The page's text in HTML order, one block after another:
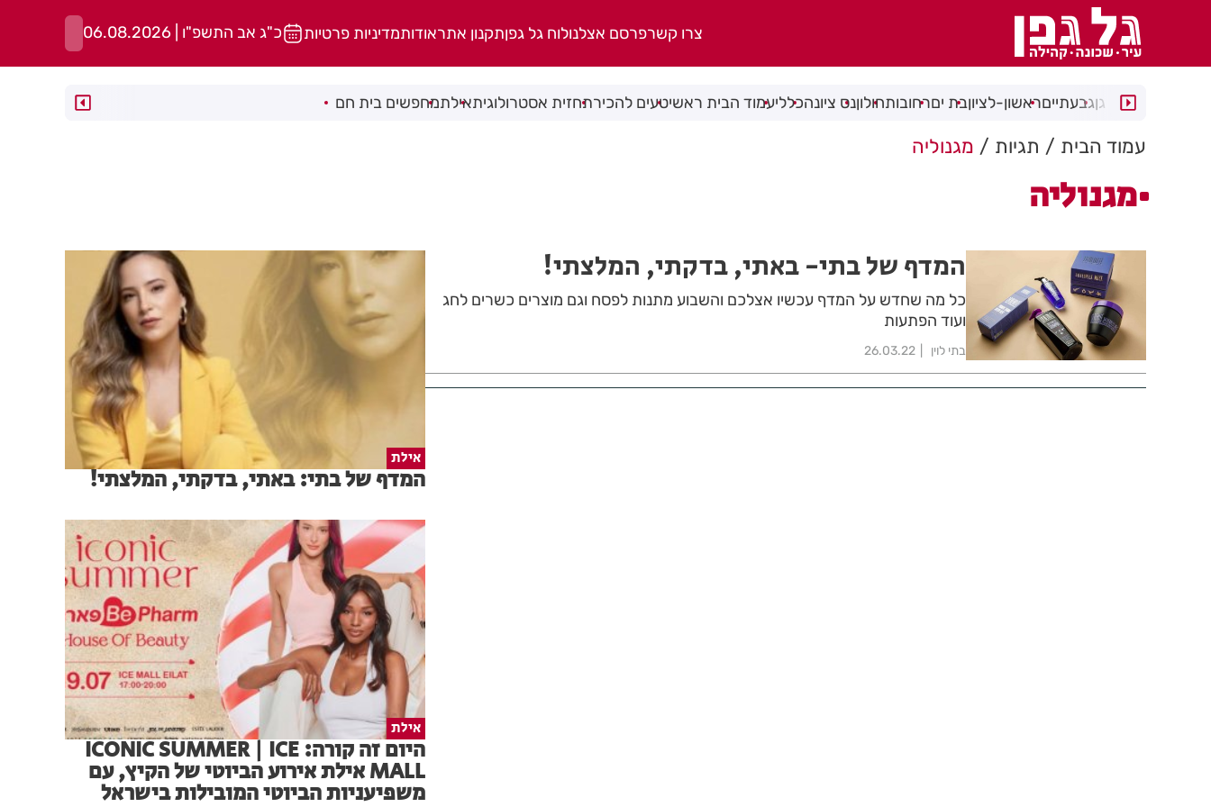
צרו קשרפרסם אצלנולוח גל גפןתקנון אתראודותמדיניות פרטיות כ"ג אב התשפ"ו | 06.08.2026
רמת גןגבעתייםראשון-לציוןבת יםרחובותחולוןנס ציונהכלליעמוד הבית ראשיטעים להכירתחזית אסטרולוגיתאילתמחפשים בית חם
עמוד הבית תגיות מגנוליה
מגנוליה
המדף של בתי- באתי, בדקתי, המלצתי!
כל מה שחדש על המדף עכשיו אצלכם והשבוע מתנות לפסח וגם מוצרים כשרים לחג
ועוד הפתעות
בתי לוין 26.03.22
אילת
המדף של בתי: באתי, בדקתי, המלצתי!
אילת
היום זה קורה: ICONIC SUMMER | ICE
MALL אילת אירוע הביוטי של הקיץ, עם
משפיעניות הביוטי המובילות בישראל